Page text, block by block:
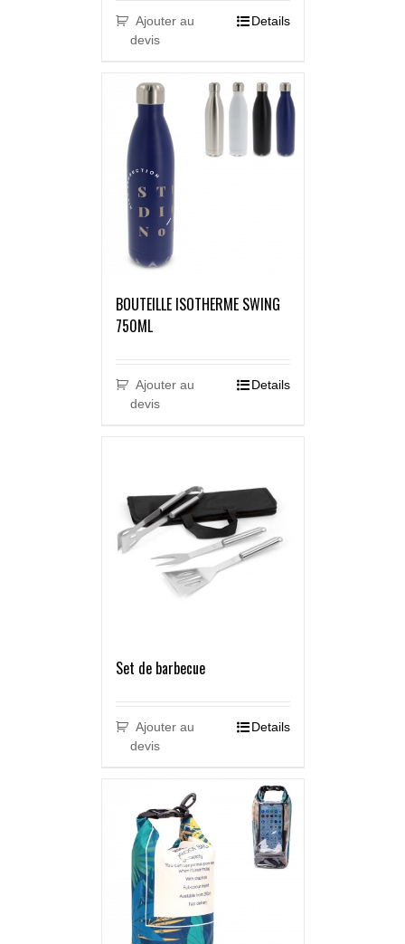
Ajouter au
devis
Details
BOUTEILLE ISOTHERME SWING
750ML
Ajouter au
devis
Details
Set de barbecue
Ajouter au
devis
Details